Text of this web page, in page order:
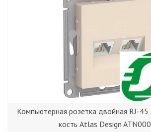
Компьютерная розетка двойная RJ-
кость Atlas Design